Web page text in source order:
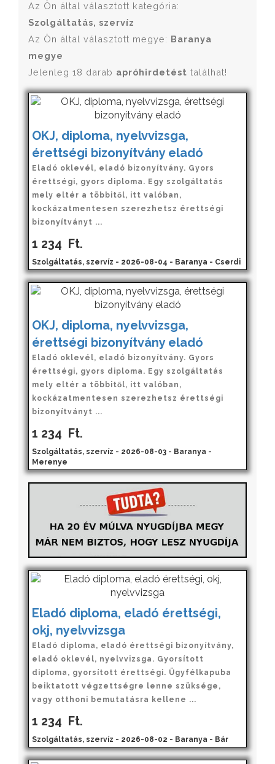
Az Ön által választott kategória:
Szolgáltatás, szervíz
Az Ön által választott megye: Baranya
megye
Jelenleg 18 darab apróhirdetést találhat!
OKJ, diploma, nyelvvizsga,
érettségi bizonyítvány eladó
Eladó oklevél, eladó bizonyítvány. Gyors
érettségi, gyors diploma. Egy szolgáltatás
mely eltér a többitől, itt valóban,
kockázatmentesen szerezhetsz érettségi
bizonyítványt ...
1 234 Ft.
Szolgáltatás, szervíz - 2026-08-04 - Baranya - Cserdi
OKJ, diploma, nyelvvizsga,
érettségi bizonyítvány eladó
Eladó oklevél, eladó bizonyítvány. Gyors
érettségi, gyors diploma. Egy szolgáltatás
mely eltér a többitől, itt valóban,
kockázatmentesen szerezhetsz érettségi
bizonyítványt ...
1 234 Ft.
Szolgáltatás, szervíz - 2026-08-03 - Baranya -
Merenye
Eladó diploma, eladó érettségi,
okj, nyelvvizsga
Eladó diploma, eladó érettségi bizonyítvány,
eladó oklevél, nyelvvizsga. Gyorsított
diploma, gyorsított érettségi. Ügyfélkapuba
beiktatott végzettségre lenne szüksége,
vagy otthoni bemutatásra kellene ...
1 234 Ft.
Szolgáltatás, szervíz - 2026-08-02 - Baranya - Bár